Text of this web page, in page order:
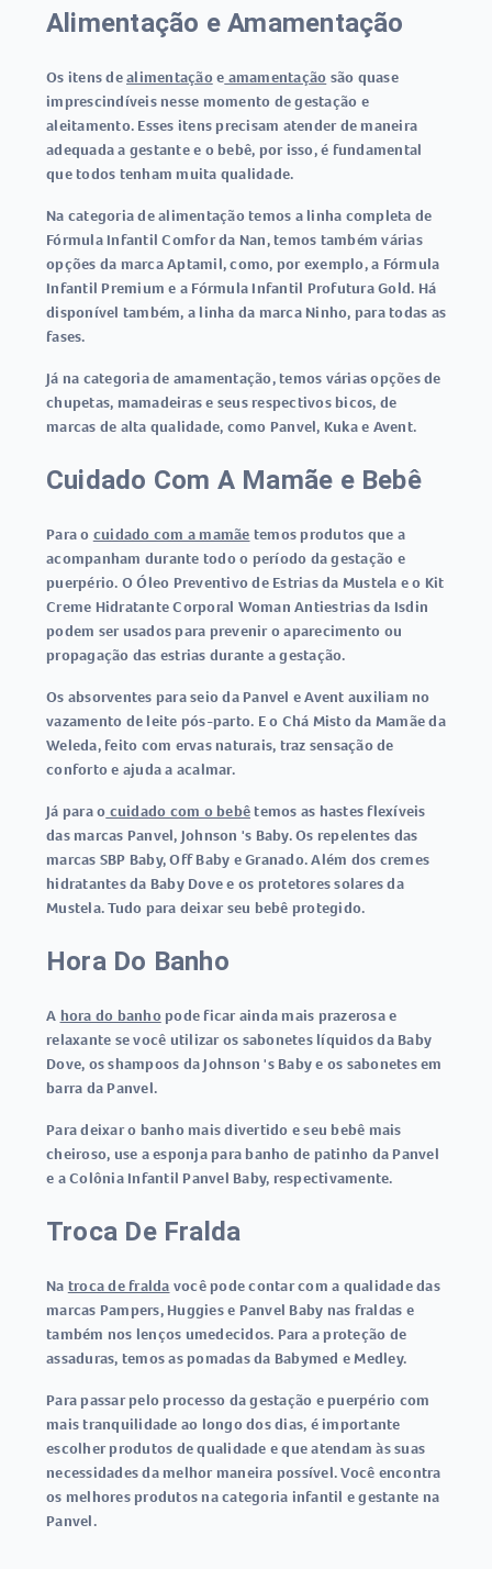
Alimentação e Amamentação
Os itens dealimentaçãoe amamentação são quase
imprescindíveis nesse momento de gestação e
aleitamento. Esses itens precisam atender de maneira
adequada a gestante e o bebê, por isso, é fundamental
que todos tenham muita qualidade.
Na categoria de alimentação temos a linha completa de
Fórmula Infantil Comfor da Nan, temos também várias
opções da marca Aptamil, como, por exemplo, a Fórmula
Infantil Premium e a Fórmula Infantil Profutura Gold. Há
disponível também, a linha da marca Ninho, para todas as
fases.
Já na categoria de amamentação, temos várias opções de
chupetas, mamadeiras e seus respectivos bicos, de
marcas de alta qualidade, como Panvel, Kuka e Avent.
Cuidado Com A Mamãe e Bebê
Para o cuidado com a mamãe temos produtos que a
acompanham durante todo o período da gestação e
puerpério. O Óleo Preventivo de Estrias da Mustela e o Kit
Creme Hidratante Corporal Woman Antiestrias da Isdin
podem ser usados para prevenir o aparecimento ou
propagação das estrias durante a gestação.
Os absorventes para seio da Panvel e Avent auxiliam no
vazamento de leite pós-parto. E o Chá Misto da Mamãe da
Weleda, feito com ervas naturais, traz sensação de
conforto e ajuda a acalmar.
Já para o cuidado com o bebêtemos as hastes flexíveis
das marcas Panvel, Johnson 's Baby. Os repelentes das
marcas SBP Baby, Off Baby e Granado. Além dos cremes
hidratantes da Baby Dove e os protetores solares da
Mustela. Tudo para deixar seu bebê protegido.
Hora Do Banho
A hora do banhopode ficar ainda mais prazerosa e
relaxante se você utilizar os sabonetes líquidos da Baby
Dove, os shampoos da Johnson 's Baby e os sabonetes em
barra da Panvel.
Para deixar o banho mais divertido e seu bebê mais
cheiroso, use a esponja para banho de patinho da Panvel
e a Colônia Infantil Panvel Baby, respectivamente.
Troca De Fralda
Na troca de fralda você pode contar com a qualidade das
marcas Pampers, Huggies e Panvel Baby nas fraldas e
também nos lenços umedecidos. Para a proteção de
assaduras, temos as pomadas da Babymed e Medley.
Para passar pelo processo da gestação e puerpério com
mais tranquilidade ao longo dos dias, é importante
escolher produtos de qualidade e que atendam às suas
necessidades da melhor maneira possível. Você encontra
os melhores produtos na categoria infantil e gestante na
Panvel.